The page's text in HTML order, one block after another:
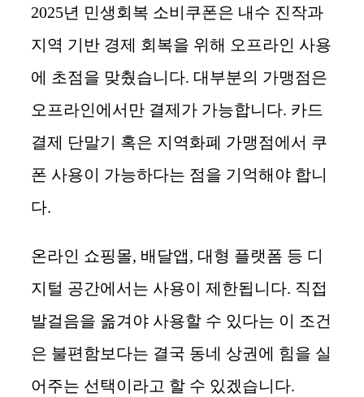
2025년 민생회복 소비쿠폰은 내수 진작과
지역 기반 경제 회복을 위해 오프라인 사용
에 초점을 맞췄습니다. 대부분의 가맹점은
오프라인에서만 결제가 가능합니다. 카드
결제 단말기 혹은 지역화폐 가맹점에서 쿠
폰 사용이 가능하다는 점을 기억해야 합니
다.
온라인 쇼핑몰, 배달앱, 대형 플랫폼 등 디
지털 공간에서는 사용이 제한됩니다. 직접
발걸음을 옮겨야 사용할 수 있다는 이 조건
은 불편함보다는 결국 동네 상권에 힘을 실
어주는 선택이라고 할 수 있겠습니다.